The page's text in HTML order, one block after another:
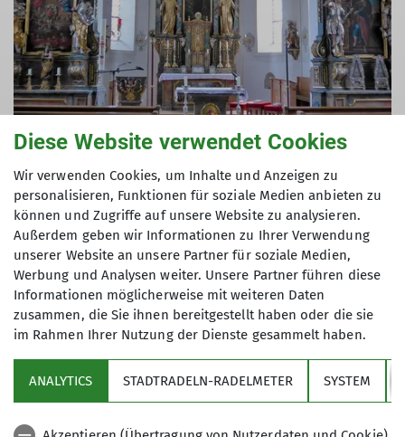
© DAV Zorneding
Kulturwanderungen
mehr erfahren
Partner
Diese Website verwendet Cookies
Wir verwenden Cookies, um Inhalte und Anzeigen zu
personalisieren, Funktionen für soziale Medien anbieten zu
können und Zugriffe auf unsere Website zu analysieren.
Außerdem geben wir Informationen zu Ihrer Verwendung
unserer Website an unsere Partner für soziale Medien,
Werbung und Analysen weiter. Unsere Partner führen diese
Informationen möglicherweise mit weiteren Daten
zusammen, die Sie ihnen bereitgestellt haben oder die sie
im Rahmen Ihrer Nutzung der Dienste gesammelt haben.
ANALYTICS STADTRADELN-RADELMETER SYSTEM